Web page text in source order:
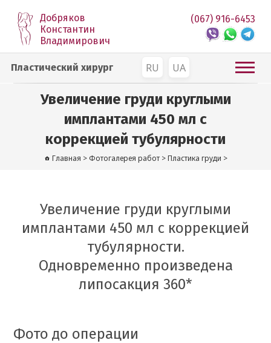
Добряков
Константин
Владимирович
RU UA
(067) 916-6453
Пластический хирург
Увеличение груди круглыми
имплантами 450 мл с
коррекцией тубулярности
Главная > Фотогалерея работ >Пластика груди >
Увеличение груди круглыми
имплантами 450 мл с коррекцией
тубулярности.
Одновременно произведена
липосакция 360*
Фото до операции